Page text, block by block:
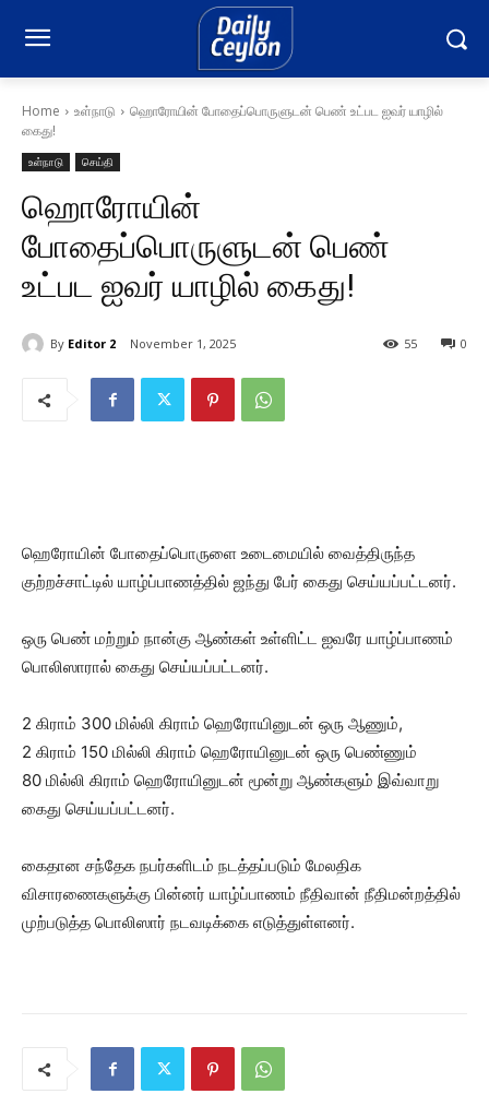
Home உள்நாடு
ஹொரோயின் போதைப்பொருளுடன் பெண் உட்பட ஐவர் யாழில்
கைது!
உள்நாடு செய்தி
ஹொரோயின்
போதைப்பொருளுடன் பெண்
உட்பட ஐவர் யாழில் கைது!
By Editor 2 November 1, 2025 0
55
ஹெரோயின் போதைப்பொருளை உடைமையில் வைத்திருந்த
குற்றச்சாட்டில் யாழ்ப்பாணத்தில் ஜந்து பேர் கைது செய்யப்பட்டனர்.
ஒரு பெண் மற்றும் நான்கு ஆண்கள் உள்ளிட்ட ஐவரே யாழ்ப்பாணம்
பொலிஸாரால் கைது செய்யப்பட்டனர்.
2 கிராம் 300 மில்லி கிராம் ஹெரோயினுடன் ஒரு ஆணும்,
2 கிராம் 150 மில்லி கிராம் ஹெரோயினுடன் ஒரு பெண்ணும்
80 மில்லி கிராம் ஹெரோயினுடன் மூன்று ஆண்களும் இவ்வாறு
கைது செய்யப்பட்டனர்.
கைதான சந்தேக நபர்களிடம் நடத்தப்படும் மேலதிக
விசாரணைகளுக்கு பின்னர் யாழ்ப்பாணம் நீதிவான் நீதிமன்றத்தில்
முற்படுத்த பொலிஸார் நடவடிக்கை எடுத்துள்ளனர்.